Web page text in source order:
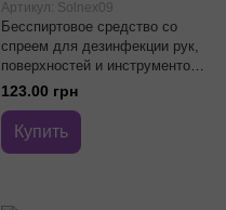
Артикул: Solnex09
Бесспиртовое средство со
спреем для дезинфекции рук,
поверхностей и инструментов
Solnex Blue Line Long 250 мл
123.00 грн
Купить